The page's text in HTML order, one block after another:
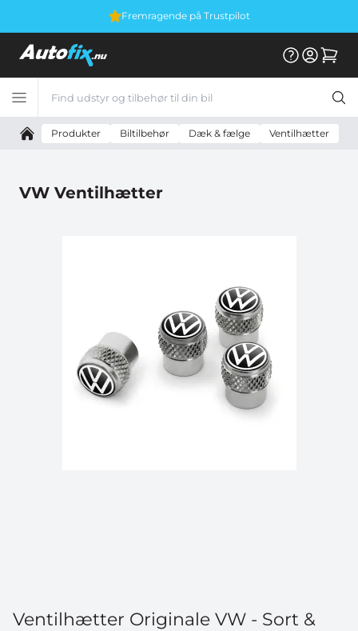
Fremragende på Trustpilot
Produkter Biltilbehør Dæk & fælge Ventilhætter
VW Ventilhætter
Ventilhætter Originale VW - Sort &